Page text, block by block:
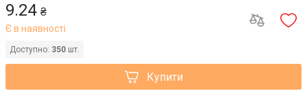
9.24 ₴
Є в наявності
Доступно: 350 шт.
Купити